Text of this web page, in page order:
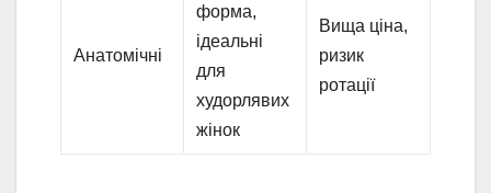
Анатомічні
форма,
ідеальні
для
худорлявих
жінок
Вища ціна,
ризик
ротації